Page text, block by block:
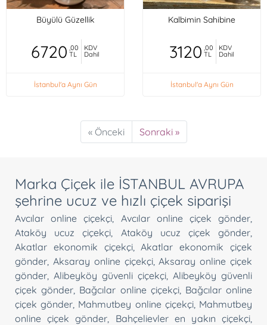
Büyülü Güzellik
6720 ,00
TL
KDV
Dahil
İstanbul'a Aynı Gün
Kalbimin Sahibine
3120 ,00
TL
KDV
Dahil
İstanbul'a Aynı Gün
« Önceki Sonraki »
Marka Çiçek ile İSTANBUL AVRUPA
şehrine ucuz ve hızlı çiçek siparişi
Avcılar online çiçekçi Avcılar online çiçek gönder
Ataköy ucuz çiçekçi
Ataköy ucuz çiçek gönder
Akatlar ekonomik çiçekçi,Akatlar ekonomik çiçek
gönder Aksaray online çiçekçi,Aksaray online çiçek
gönder Alibeyköy güvenli çiçekçi Alibeyköy güvenli
çiçek gönder Bağcılar online çiçekçi, Bağcılar online
çiçek gönder Mahmutbey online çiçekçi, Mahmutbey
online çiçek gönder
Bahçelievler en yakın çiçekçi